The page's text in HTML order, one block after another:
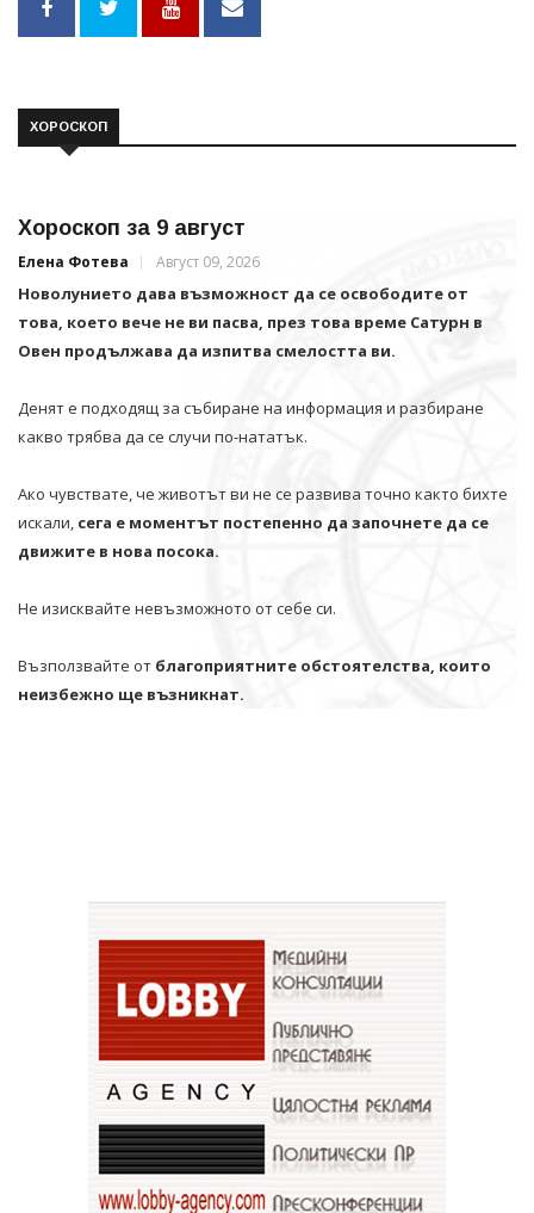
ХОРОСКОП
Хороскоп за 9 август
Елена Фотева Август 09, 2026
Новолунието дава възможност да се освободите от
това, което вече не ви пасва, през това време Сатурн в
Овен продължава да изпитва смелостта ви.
Денят е подходящ за събиране на информация и разбиране
какво трябва да се случи по-нататък.
Ако чувствате, че животът ви не се развива точно както бихте
искали, сега е моментът постепенно да започнете да се
движите в нова посока.
Не изисквайте невъзможното от себе си.
Възползвайте от благоприятните обстоятелства, които
неизбежно ще възникнат.